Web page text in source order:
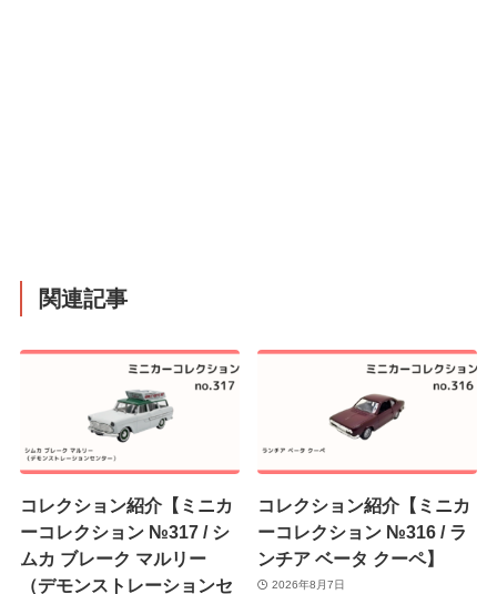
関連記事
コレクション紹介【ミニカ
ーコレクション №317 / シ
ムカ ブレーク マルリー
（デモンストレーションセ
コレクション紹介【ミニカ
ーコレクション №316 / ラ
ンチア ベータ クーペ】
2026年8月7日